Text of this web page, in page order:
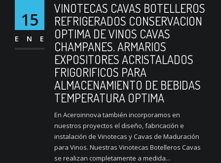
15
ENE
VINOTECAS CAVAS BOTELLEROS
REFRIGERADOS CONSERVACION
OPTIMA DE VINOS CAVAS
CHAMPANES. ARMARIOS
EXPOSITORES ACRISTALADOS
FRIGORIFICOS PARA
ALMACENAMIENTO DE BEBIDAS
TEMPERATURA OPTIMA
En Aceroinnova también incorporamos en
nuestros proyectos el diseño, fabricación e
instalación de Vinotecas y Cavas de Maduración
para Vinos. Nuestras Vinotecas Botelleros Cavas
se realizan completamente a medida...